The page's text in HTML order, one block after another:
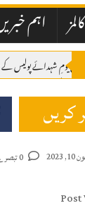
کالمز اہم
میں یومِ شہدائے پولیس
معاہدہ: پاکستان،
اور ترکی کے درمیان
فیک نیوز اور
کریں
2023